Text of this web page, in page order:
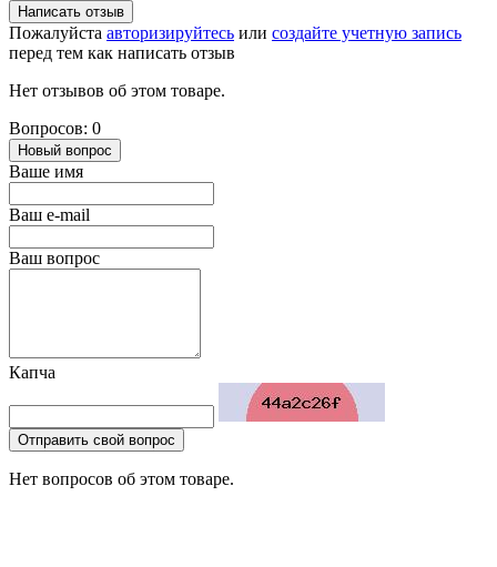
Написать отзыв
Пожалуйста авторизируйтесь или создайте учетную запись
перед тем как написать отзыв
Нет отзывов об этом товаре.
Вопросов: 0
Новый вопрос
Ваше имя
Ваш e-mail
Ваш вопрос
Капча
Отправить свой вопрос
Нет вопросов об этом товаре.